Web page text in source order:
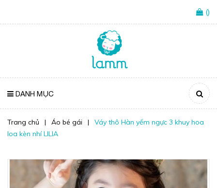
()
DANH MỤC
Trang chủ | Áo bé gái |
Váy thô Hàn yếm ngực 3 khuy hoa
loa kèn nhí LILIA